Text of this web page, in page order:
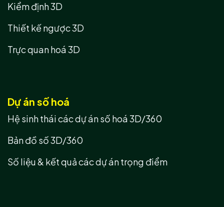
Kiểm định 3D
Thiết kế ngược 3D
Trực quan hoá 3D
Dự án số hoá
Hệ sinh thái các dự án số hoá 3D/360
Bản đồ số 3D/360
Số liệu & kết quả các dự án trọng điểm